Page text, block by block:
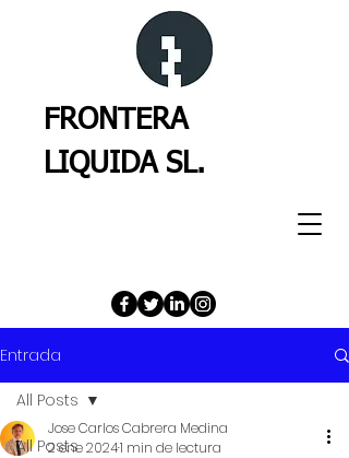
FRONTERA
LIQUIDA SL.
Entrada
All Posts
All Posts
Jose Carlos Cabrera Medina
2 ene 20241 min de lectura